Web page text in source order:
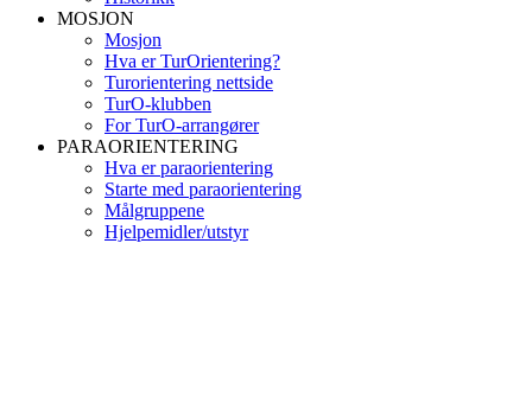
MOSJON
Mosjon
Hva er TurOrientering?
Turorientering nettside
TurO-klubben
For TurO-arrangører
PARAORIENTERING
Hva er paraorientering
Starte med paraorientering
Målgruppene
Hjelpemidler/utstyr